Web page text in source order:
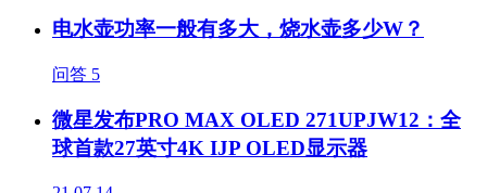
电水壶功率一般有多大，烧水壶多少W？
问答 5
微星发布PRO MAX OLED 271UPJW12：全
球首款27英寸4K IJP OLED显示器